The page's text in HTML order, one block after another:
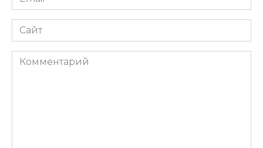
Сайт
Комментарий